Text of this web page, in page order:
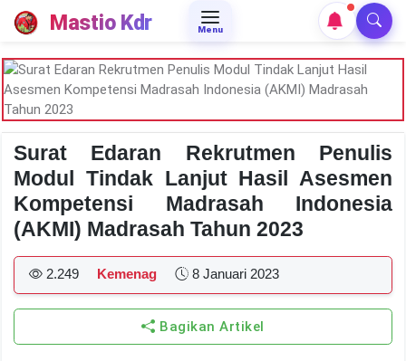
Mastio Kdr Menu
Surat Edaran Rekrutmen Penulis
Modul Tindak Lanjut Hasil Asesmen
Kompetensi Madrasah Indonesia
(AKMI) Madrasah Tahun 2023
2.249 Kemenag 8 Januari 2023
Bagikan Artikel